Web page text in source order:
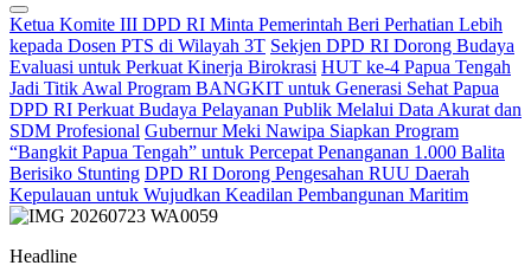
Ketua Komite III DPD RI Minta Pemerintah Beri Perhatian Lebih
kepada Dosen PTS di Wilayah 3T Sekjen DPD RI Dorong Budaya
Evaluasi untuk Perkuat Kinerja Birokrasi HUT ke-4 Papua Tengah
Jadi Titik Awal Program BANGKIT untuk Generasi Sehat Papua
DPD RI Perkuat Budaya Pelayanan Publik Melalui Data Akurat dan
SDM Profesional Gubernur Meki Nawipa Siapkan Program
“Bangkit Papua Tengah” untuk Percepat Penanganan 1.000 Balita
Berisiko Stunting DPD RI Dorong Pengesahan RUU Daerah
Kepulauan untuk Wujudkan Keadilan Pembangunan Maritim
Headline